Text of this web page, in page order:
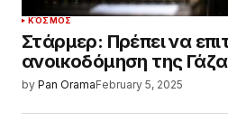
ΚΌΣΜΟΣ
Στάρμερ: Πρέπει να
ανοικοδόμηση της
by Pan OramaFebruary 5, 2025